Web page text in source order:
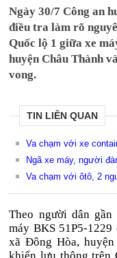
Ngày 30/7 Công an
điều tra làm rõ
Quốc lộ 1 giữa xe
huyện Châu Thành
vong.
TIN LIÊN QUAN
Va chạm với xe
Ngã xe máy, người
Va chạm với ôtô, 2
Theo người dân
máy BKS 51P5-
xã Đông Hòa,